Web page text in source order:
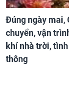
Đúng ngày mai,
chuyển, vận
khí nhà trời,
thông